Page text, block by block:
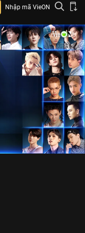
Nhập mã VieON